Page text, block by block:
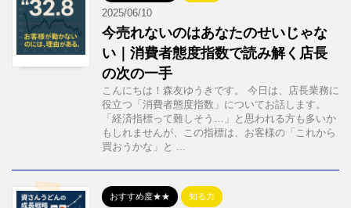
2025/06/10
今売れないのはあなたのせいじゃな
い｜消費者態度指数で読み解く店長
の次の一手
こんにちは！森友ゆうきです。 今日は、店長業務に
役立つ「消費者態度指数」についてお話します。
「経済指標って難しそう…」と思われる方も多いか
もしれませんが、この指標は、お客様の「これから
買おうかな」と ...
おすすめ度★★ 知る力